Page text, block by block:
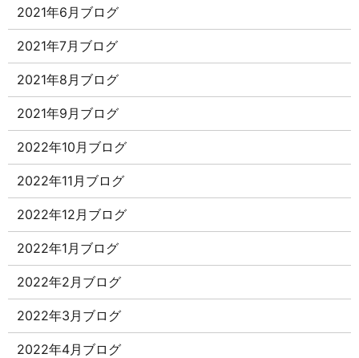
2021年6月ブログ
2021年7月ブログ
2021年8月ブログ
2021年9月ブログ
2022年10月ブログ
2022年11月ブログ
2022年12月ブログ
2022年1月ブログ
2022年2月ブログ
2022年3月ブログ
2022年4月ブログ